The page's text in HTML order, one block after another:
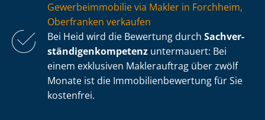
Ge­wer­be­im­mo­bi­lie via Makler in Forchheim,
Oberfranken verkaufen
Bei Heid wird die Bewertung durch Sach­ver­
stän­di­gen­kom­pe­tenz untermauert: Bei
einem exklusiven Maklerauftrag über zwölf
Monate ist die Im­mo­bi­li­en­be­wer­tung für Sie
kostenfrei.